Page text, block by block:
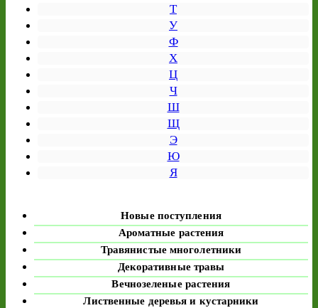
Т
У
Ф
Х
Ц
Ч
Ш
Щ
Э
Ю
Я
Новые поступления
Ароматные растения
Травянистые многолетники
Декоративные травы
Вечнозеленые растения
Лиственные деревья и кустарники